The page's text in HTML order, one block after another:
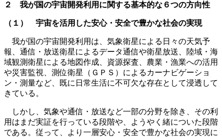
２ 我が国の宇宙開発利用に関する基本的な６つの方向性
（１） 宇宙を活用した安心・安全で豊かな社会の実現
我が国の宇宙開発利用は、気象衛星による日々の天気予
報、通信・放送衛星によるデータ通信や衛星放送、陸域・海
域観測衛星による地図作成、資源探査、農業・漁業への活用
や災害監視、測位衛星（ＧＰＳ）によるカーナビゲーショ
ン・測量など、既に日常生活に不可欠な存在として浸透して
きている。
しかし、気象や通信・放送など一部の分野を除き、その利
用はまだ実証を行っている段階や、ようやく緒についた段階
である。従って、より一層安心・安全で豊かな社会の実現に